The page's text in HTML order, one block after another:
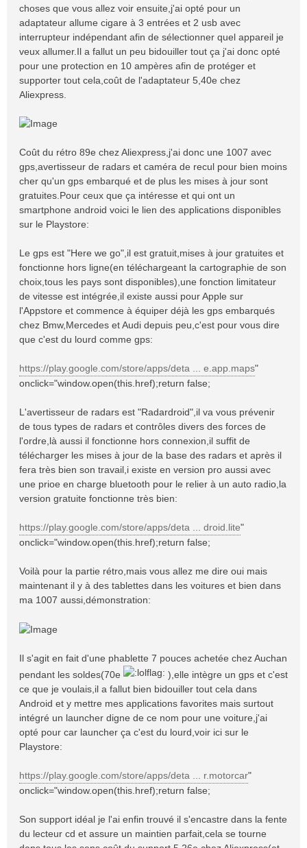
choses que vous allez voir ensuite,j'ai opté pour un
adaptateur allume cigare à 3 entrées et 2 usb avec
interrupteur indépendant afin de sélectionner quel appareil je
veux allumer.Il a fallut un peu bidouiller tout ça j'ai donc opté
pour une protection en 10 ampères afin de protéger et
supporter tout cela,coût de l'adaptateur 5,40e chez
Aliexpress.
Coût du rétro 89e chez Aliexpress,j'ai donc une 1007 avec
gps,avertisseur de radars et caméra de recul pour bien moins
cher qu'un gps embarqué et de plus les mises à jour sont
gratuites.Pour ceux que ça intéresse et qui ont un
smartphone android voici le lien des applications disponibles
sur le Playstore:
Le gps est "Here we go",il est gratuit,mises à jour gratuites et
fonctionne hors ligne(en téléchargeant la cartographie de son
choix,tous les pays sont disponibles),une fonction limitateur
de vitesse est intégrée,il existe aussi pour Apple sur
l'Appstore et commence à équiper déjà les gps embarqués
chez Bmw,Mercedes et Audi depuis peu,c'est pour vous dire
que c'est du lourd comme gps:
https://play.google.com/store/apps/deta ... e.app.maps"
onclick="window.open(this.href);return false;
L'avertisseur de radars est "Radardroid",il va vous prévenir
de tous types de radars et contrôles divers des forces de
l'ordre,là aussi il fonctionne hors connexion,il suffit de
télécharger les mises à jour de la base des radars et après il
fera très bien son travail,i existe en version pro aussi avec
une prioe en charge bluetooth pour le relier à un auto radio,la
version gratuite fonctionne très bien:
https://play.google.com/store/apps/deta ... droid.lite"
onclick="window.open(this.href);return false;
Voilà pour la partie rétro,mais vous allez me dire oui mais
maintenant il y à des tablettes dans les voitures et bien dans
ma 1007 aussi,démonstration:
Il s'agit en fait d'une phablette 7 pouces achetée chez Auchan
pendant les soldes(70e
),elle intègre un gps et c'est
ce que je voulais,il a fallut bien bidouiller tout cela dans
Android et y mettre mes applications favorites mais surtout
intégré un launcher digne de ce nom pour une voiture,j'ai
opté pour car launcher ça c'est du lourd,voir ici sur le
Playstore:
https://play.google.com/store/apps/deta ... r.motorcar"
onclick="window.open(this.href);return false;
Son support idéal je l'ai enfin trouvé il s'encastre dans la fente
du lecteur cd et assure un maintien parfait,cela se tourne